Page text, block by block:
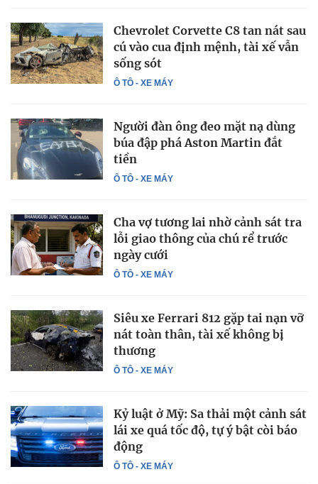
Ô TÔ - XE MÁY
Chevrolet Corvette C8 tan nát sau
cú vào cua định mệnh, tài xế vẫn
sống sót
Ô TÔ - XE MÁY
Người đàn ông đeo mặt nạ dùng
búa đập phá Aston Martin đắt
tiền
Ô TÔ - XE MÁY
Cha vợ tương lai nhờ cảnh sát tra
lỗi giao thông của chú rể trước
ngày cưới
Ô TÔ - XE MÁY
Siêu xe Ferrari 812 gặp tai nạn vỡ
nát toàn thân, tài xế không bị
thương
Ô TÔ - XE MÁY
Kỷ luật ở Mỹ: Sa thải một cảnh sát
lái xe quá tốc độ, tự ý bật còi báo
động